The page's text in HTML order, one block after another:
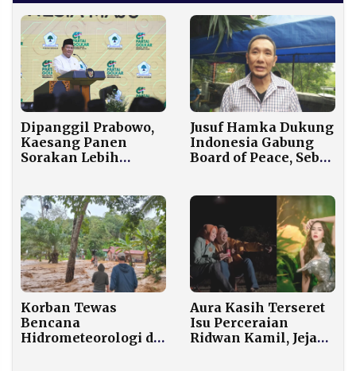
Dipanggil Prabowo,
Kaesang Panen
Sorakan Lebih
Jusuf Hamka Dukung
Indonesia Gabung
Board of Peace, Sebut
Korban Tewas
Bencana
Hidrometeorologi di
Aura Kasih Terseret
Isu Perceraian
Ridwan Kamil, Jejak